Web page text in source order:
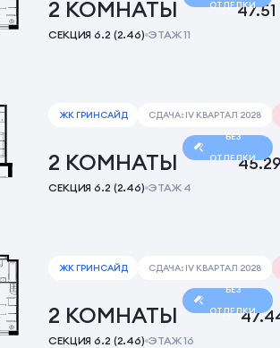
2 КОМНАТЫ
СЕКЦИЯ 6.2 (2.46) ЭТАЖ 11
ОТДЕЛКИ
ЖК ГРИНСАЙД СДАЧА: IV КВАРТАЛ 2028
2 КОМНАТЫ
СЕКЦИЯ 6.2 (2.46) ЭТАЖ 4
БЕЗ
ОТДЕЛКИ
ЖК ГРИНСАЙД СДАЧА: IV КВАРТАЛ 2028
2 КОМНАТЫ
СЕКЦИЯ 6.2 (2.46) ЭТАЖ 16
БЕЗ
ОТДЕЛКИ